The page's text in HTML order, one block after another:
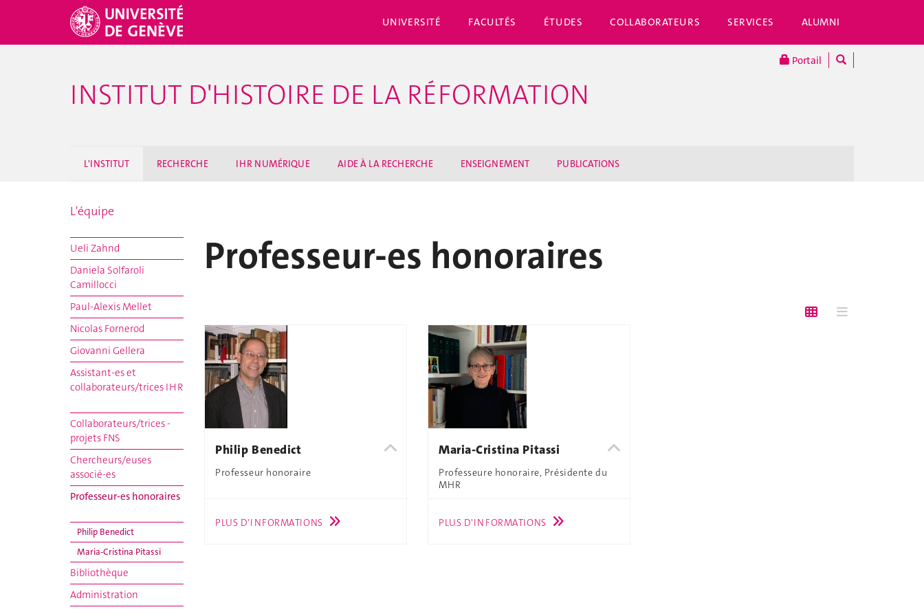
UNIVERSITÉ FACULTÉS ÉTUDES COLLABORATEURS SERVICES ALUMNI
Portail
INSTITUT D'HISTOIRE DE LA RÉFORMATION
L'INSTITUT RECHERCHE IHR NUMÉRIQUE AIDE À LA RECHERCHE ENSEIGNEMENT PUBLICATIONS
L'équipe
Ueli Zahnd
Daniela Solfaroli
Camillocci
Paul-Alexis Mellet
Nicolas Fornerod
Giovanni Gellera
Assistant-es et
collaborateurs/trices IHR
Collaborateurs/trices -
projets FNS
Chercheurs/euses
associé-es
Professeur-es honoraires
Philip Benedict
Maria-Cristina Pitassi
Bibliothèque
Administration
Professeur-es honoraires
Philip Benedict
Professeur honoraire
PLUS D'INFORMATIONS
Maria-Cristina Pitassi
Professeure honoraire, Présidente du
MHR
PLUS D'INFORMATIONS